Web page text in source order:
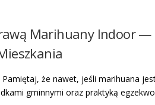
Marihuany Indoor —
że nawet, jeśli marihuana
gminnymi oraz praktyką